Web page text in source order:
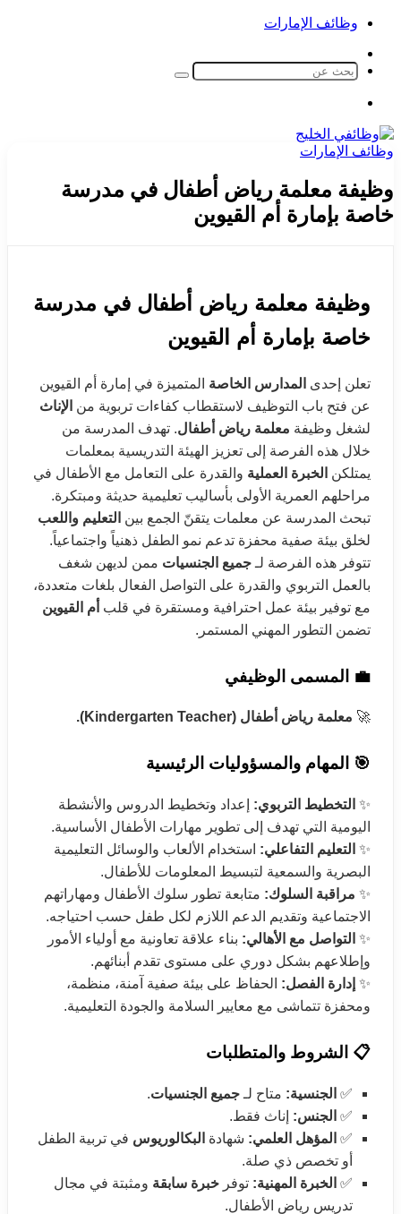
وظائف الإمارات
المظلم
بحث
وظائف الإمارات
وظيفة معلمة رياض أطفال في مدرسة
خاصة بإمارة أم القيوين
وظيفة معلمة رياض أطفال في مدرسة
خاصة بإمارة أم القيوين
تعلن إحدى المدارس الخاصة المتميزة في إمارة أم القيوين
عن فتح باب التوظيف لاستقطاب كفاءات تربوية من الإناث
لشغل وظيفة معلمة رياض أطفال. تهدف المدرسة من
خلال هذه الفرصة إلى تعزيز الهيئة التدريسية بمعلمات
يمتلكن الخبرة العملية والقدرة على التعامل مع الأطفال في
مراحلهم العمرية الأولى بأساليب تعليمية حديثة ومبتكرة.
تبحث المدرسة عن معلمات يتقنّ الجمع بين التعليم واللعب
لخلق بيئة صفية محفزة تدعم نمو الطفل ذهنياً واجتماعياً.
تتوفر هذه الفرصة لـ جميع الجنسيات ممن لديهن شغف
بالعمل التربوي والقدرة على التواصل الفعال بلغات متعددة،
مع توفير بيئة عمل احترافية ومستقرة في قلب أم القيوين
تضمن التطور المهني المستمر.
💼 المسمى الوظيفي
🚀 معلمة رياض أطفال (Kindergarten Teacher).
🎯 المهام والمسؤوليات الرئيسية
✨ التخطيط التربوي: إعداد وتخطيط الدروس والأنشطة
اليومية التي تهدف إلى تطوير مهارات الأطفال الأساسية.
✨ التعليم التفاعلي: استخدام الألعاب والوسائل التعليمية
البصرية والسمعية لتبسيط المعلومات للأطفال.
✨ مراقبة السلوك: متابعة تطور سلوك الأطفال ومهاراتهم
الاجتماعية وتقديم الدعم اللازم لكل طفل حسب احتياجه.
✨ التواصل مع الأهالي: بناء علاقة تعاونية مع أولياء الأمور
وإطلاعهم بشكل دوري على مستوى تقدم أبنائهم.
✨ إدارة الفصل: الحفاظ على بيئة صفية آمنة، منظمة،
ومحفزة تتماشى مع معايير السلامة والجودة التعليمية.
📋 الشروط والمتطلبات
✅ الجنسية: متاح لـ جميع الجنسيات.
✅ الجنس: إناث فقط.
✅ المؤهل العلمي: شهادة البكالوريوس في تربية الطفل
أو تخصص ذي صلة.
✅ الخبرة المهنية: توفر خبرة سابقة ومثبتة في مجال
تدريس رياض الأطفال.